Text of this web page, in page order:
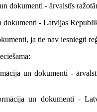
dokumenti - ārvalstīs
- Latvijas
ja tie nav iesniegti
un dokumenti -
un dokumenti -